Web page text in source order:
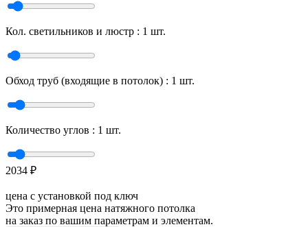
Кол. светильников и люстр : 1 шт.
Обход труб (входящие в потолок) : 1 шт.
Количество углов : 1 шт.
2034 ₽
цена с установкой под ключ
Это примерная цена натяжного потолка
на заказ по вашим параметрам и элементам.